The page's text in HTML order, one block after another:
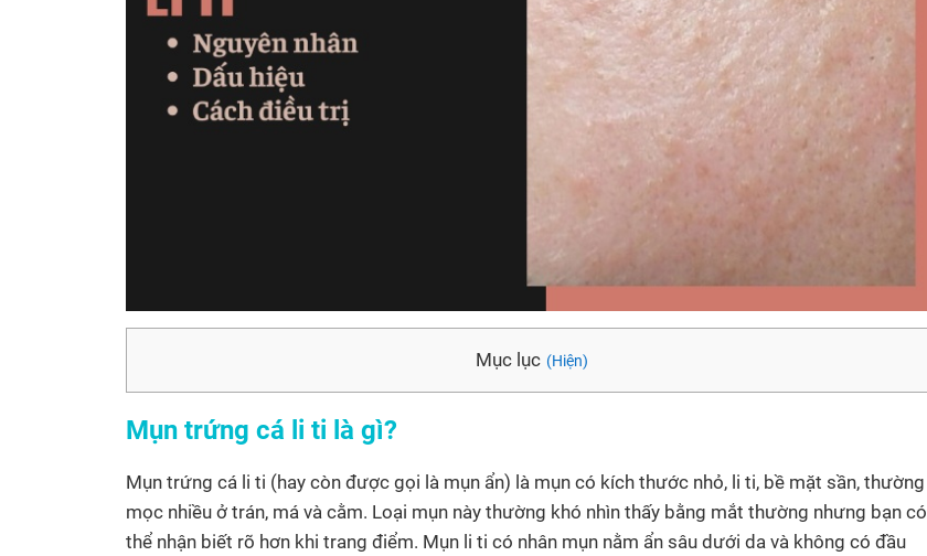
Mục lục (Hiện)
Mụn trứng cá li ti là gì?
Mụn trứng cá li ti (hay còn được gọi là mụn ẩn) là mụn có kích thước nhỏ, li ti, bề mặt sần, thường
mọc nhiều ở trán, má và cằm. Loại mụn này thường khó nhìn thấy bằng mắt thường nhưng bạn có
thể nhận biết rõ hơn khi trang điểm. Mụn li ti có nhân mụn nằm ẩn sâu dưới da và không có đầu